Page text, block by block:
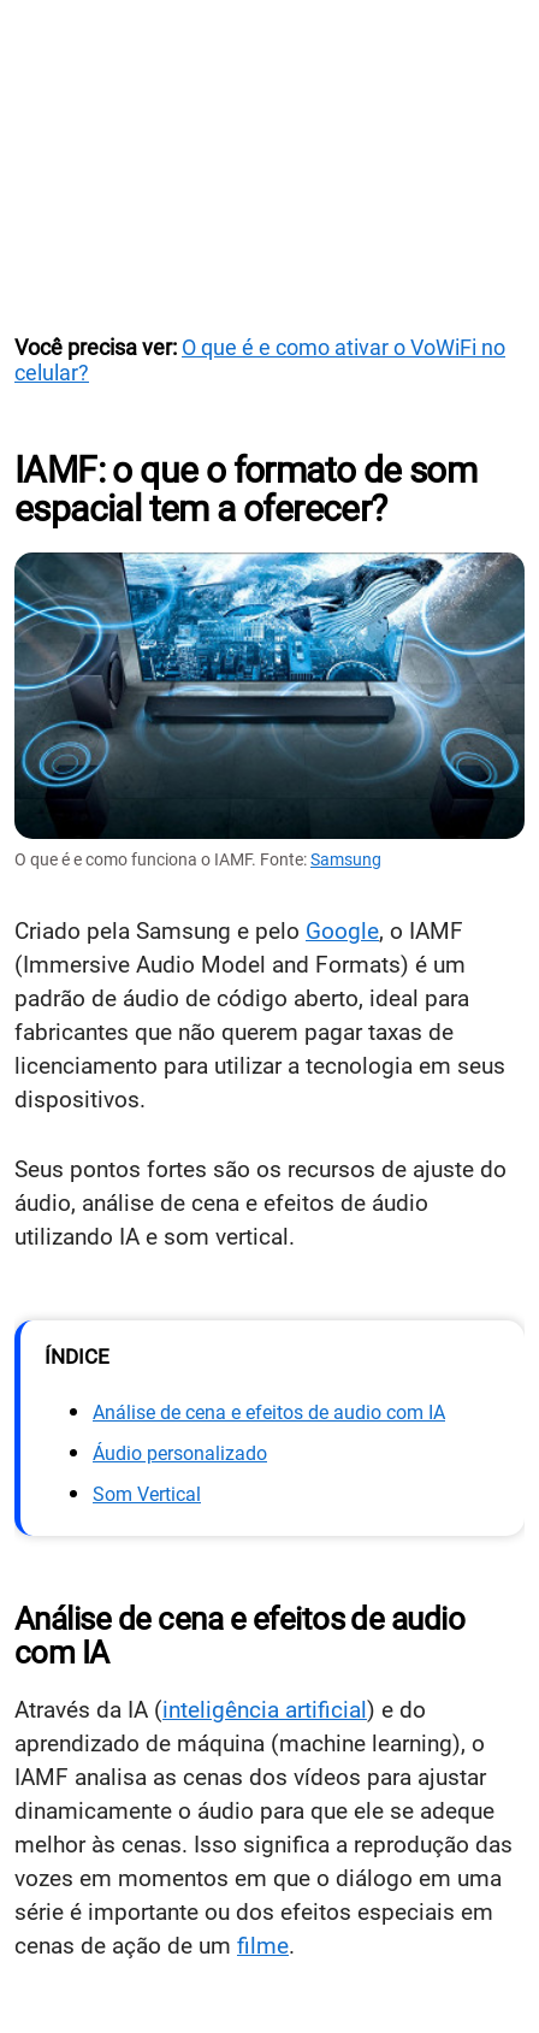
Você precisa ver: O que é e como ativar o VoWiFi no
celular?
IAMF: o que o formato de som
espacial tem a oferecer?
O que é e como funciona o IAMF. Fonte:Samsung
Criado pela Samsung e pelo Google, o IAMF
(Immersive Audio Model and Formats) é um
padrão de áudio de código aberto, ideal para
fabricantes que não querem pagar taxas de
licenciamento para utilizar a tecnologia em seus
dispositivos.
Seus pontos fortes são os recursos de ajuste do
áudio, análise de cena e efeitos de áudio
utilizando IA e som vertical.
ÍNDICE
Análise de cena e efeitos de audio com IA
Áudio personalizado
Som Vertical
Análise de cena e efeitos de audio
com IA
Através da IA (inteligência artificial) e do
aprendizado de máquina (machine learning), o
IAMF analisa as cenas dos vídeos para ajustar
dinamicamente o áudio para que ele se adeque
melhor às cenas. Isso significa a reprodução das
vozes em momentos em que o diálogo em uma
série é importante ou dos efeitos especiais em
cenas de ação de um filme.